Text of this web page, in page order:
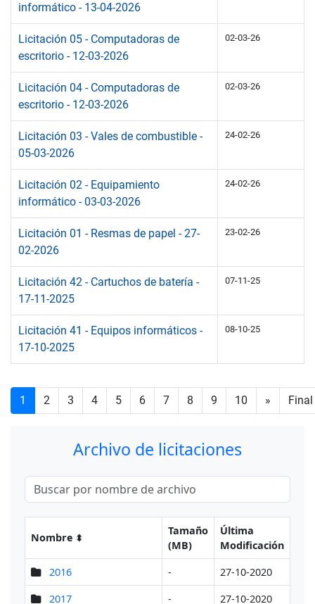
informático - 13-04-2026
Licitación 05 - Computadoras de
escritorio - 12-03-2026
02-03-26
Licitación 04 - Computadoras de
escritorio - 12-03-2026
02-03-26
Licitación 03 - Vales de combustible -
05-03-2026
24-02-26
Licitación 02 - Equipamiento
informático - 03-03-2026
24-02-26
Licitación 01 - Resmas de papel - 27-
02-2026
23-02-26
Licitación 42 - Cartuchos de batería -
17-11-2025
07-11-25
Licitación 41 - Equipos informáticos -
17-10-2025
08-10-25
1 2 3 4 5 6 7 8 9 10 » Final